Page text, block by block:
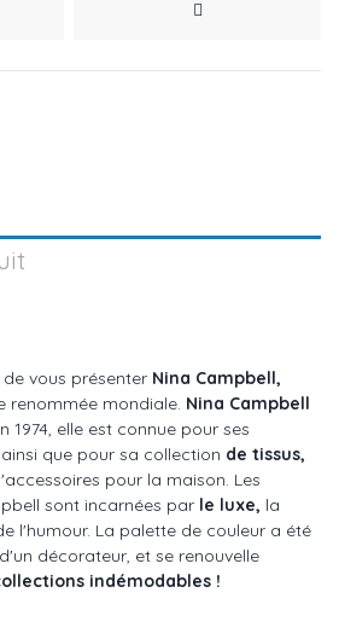
vous présenter Nina Campbell,
renommée mondiale. Nina Campbell
1974, elle est connue pour ses
que pour sa collection de tissus,
pour la maison. Les
sont incarnées par le luxe, la
l'humour. La palette de couleur a été
décorateur, et se renouvelle
indémodables !